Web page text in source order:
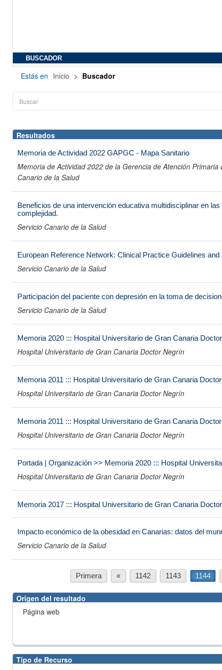
BUSCADOR
Estás en Inicio > Buscador
Resultados
Memoria de Actividad 2022 GAPGC - Mapa Sanitario
Memoria de Actividad 2022 de la Gerencia de Atención
Canario de la Salud
Beneficios de una intervención educativa multidisciplinar en
complejidad.
Servicio Canario de la Salud
European Reference Network: Clinical Practice Guidelines
Servicio Canario de la Salud
Participación del paciente con depresión en la toma de
Servicio Canario de la Salud
Memoria 2020 ::: Hospital Universitario de Gran Canaria
Hospital Universitario de Gran Canaria Doctor Negrín
Memoria 2011 ::: Hospital Universitario de Gran Canaria
Hospital Universitario de Gran Canaria Doctor Negrín
Memoria 2011 ::: Hospital Universitario de Gran Canaria
Hospital Universitario de Gran Canaria Doctor Negrín
Portada | Organización >> Memoria 2020 ::: Hospital
Hospital Universitario de Gran Canaria Doctor Negrín
Memoria 2017 ::: Hospital Universitario de Gran Canaria
Impacto económico de la obesidad en Canarias: datos del
Servicio Canario de la Salud
Primera « 1142 1143 1144
Origen del resultado
Página web
Tipo de Recurso